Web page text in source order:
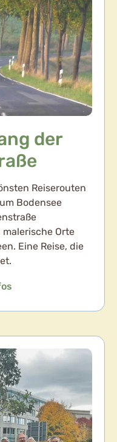
der
Reiserouten
Bodensee
Orte
Eine Reise, die